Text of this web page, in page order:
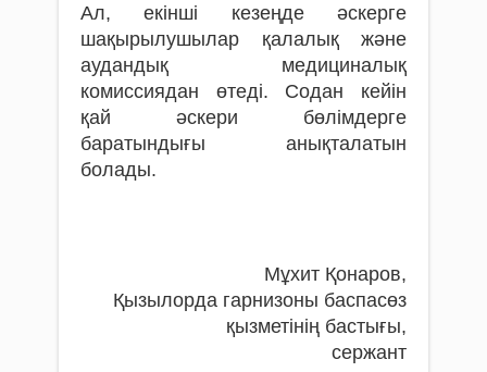
Ал, екінші кезеңде әскерге
шақырылушылар қалалық және
аудандық медициналық
комиссиядан өтеді. Содан кейін
қай әскери бөлімдерге
баратындығы анықталатын
болады.
Мұхит Қонаров,
Қызылорда гарнизоны баспасөз
қызметінің бастығы,
сержант